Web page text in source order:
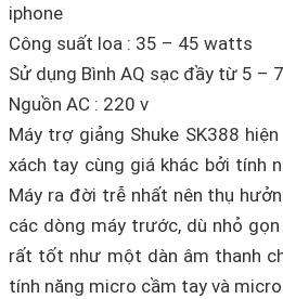
iphone
Công suất loa : 35 – 45 watts
Sử dụng Bình AQ sạc đầy từ 5 –
Nguồn AC : 220 v
Máy trợ giảng Shuke SK388
xách tay cùng giá khác bởi tính
Máy ra đời trễ nhất nên thụ
các dòng máy trước, dù nhỏ
rất tốt như một dàn âm thanh
tính năng micro cầm tay và